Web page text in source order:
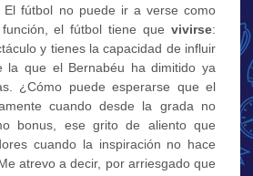
El fútbol no puede ir a verse como
el fútbol tiene que vivirse:
y tienes la capacidad de influir
la que el Bernabéu ha dimitido ya
¿Cómo puede esperarse que el
cuando desde la grada no
bonus, ese grito de aliento que
cuando la inspiración no hace
atrevo a decir, por arriesgado que